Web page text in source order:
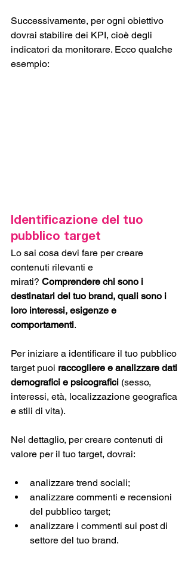
Successivamente, per ogni obiettivo
dovrai stabilire dei KPI, cioè degli
indicatori da monitorare. Ecco qualche
esempio:
Identificazione del tuo
pubblico target
Lo sai cosa devi fare per creare
contenuti rilevanti e
mirati? Comprendere chi sono i
destinatari del tuo brand, quali sono i
loro interessi, esigenze e
comportamenti.
Per iniziare a identificare il tuo pubblico
target puoi raccogliere e analizzare dati
demografici e psicografici (sesso,
interessi, età, localizzazione geografica
e stili di vita).
Nel dettaglio, per creare contenuti di
valore per il tuo target, dovrai:
analizzare trend sociali;
analizzare commenti e recensioni
del pubblico target;
analizzare i commenti sui post di
settore del tuo brand.